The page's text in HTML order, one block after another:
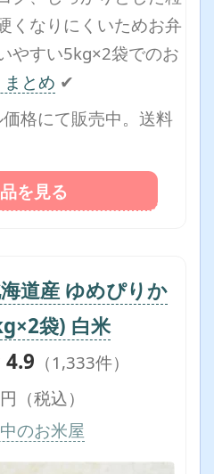
くなりにくいためお弁
やすい5kg×2袋でのお
まとめ ✔
格にて販売中。送料
を見る
道産 ゆめぴりか
袋) 白米
4.9 （1,333件）
円（税込）
のお米屋